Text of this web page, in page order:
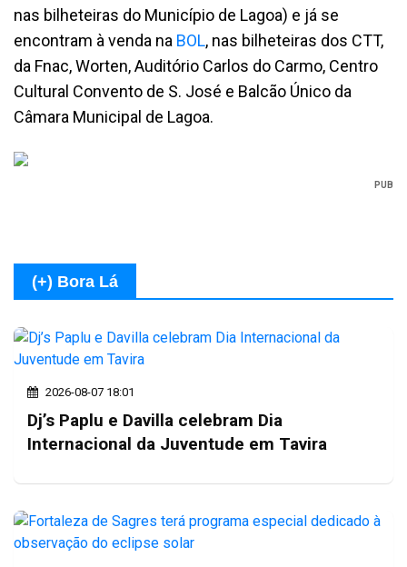
nas bilheteiras do Município de Lagoa) e já se
encontram à venda na BOL, nas bilheteiras dos CTT,
da Fnac, Worten, Auditório Carlos do Carmo, Centro
Cultural Convento de S. José e Balcão Único da
Câmara Municipal de Lagoa.
PUB
(+) Bora Lá
2026-08-07 18:01
Dj’s Paplu e Davilla celebram Dia
Internacional da Juventude em Tavira